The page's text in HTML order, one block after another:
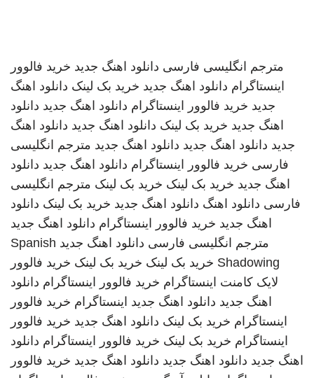
مترجم انگلیسی فارسی دانلود اهنگ جدید خرید فالوور
اینستاگرام دانلود اهنگ جدید خرید بک لینک دانلود اهنگ
جدید خرید فالوور اینستاگرام دانلود اهنگ جدید دانلود
اهنگ جدید خرید بک لینک دانلود اهنگ جدید دانلود اهنگ
جدید دانلود اهنگ جدید دانلود اهنگ جدید مترجم انگلیسی
فارسی خرید فالوور اینستاگرام دانلود اهنگ جدید دانلود
اهنگ جدید خرید بک لینک خرید بک لینک مترجم انگلیسی
فارسی دانلود اهنگ دانلود اهنگ جدید خرید بک لینک دانلود
اهنگ جدید خرید فالوور اینستاگرام دانلود اهنگ جدید
مترجم انگلیسی فارسی دانلود اهنگ جدید Spanish
Shadowing خرید بک لینک خرید بک لینک خرید فالوور
لایک کامنت اینستاگرام خرید فالوور اینستاگرام دانلود
اهنگ جدید دانلود اهنگ جدید اینستاگرام خرید فالوور
اینستاگرام خرید بک لینک دانلود اهنگ جدید خرید فالوور
اینستاگرام خرید بک لینک خرید فالوور اینستاگرام دانلود
اهنگ جدید دانلود اهنگ جدید دانلود اهنگ جدید خرید فالوور